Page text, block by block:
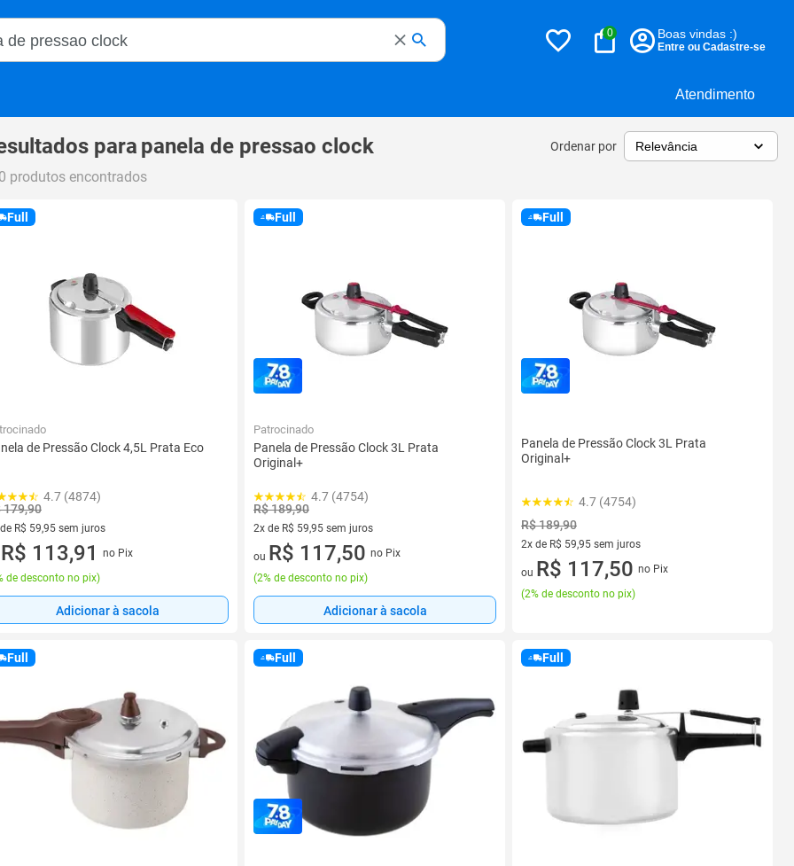
Atendimento
Magalu
0 Boas vindas :)
Entre ou Cadastre-se
para panela de pressao clock Ordenar por
produtos encontrados
Full
de Pressão Clock 4,5L Prata Eco
4.7 (4874)
179,90
R$ 59,95 sem juros
de R$ 59,95 sem juros
R$ 113,91
no Pix
de desconto no pix)
Adicionar à sacola
Full
Patrocinado
Panela de Pressão Clock 3L Prata
Original+
4.7 (4754)
R$ 189,90
2x de R$ 59,95 sem juros
2 vez de R$ 59,95 sem juros
ou R$ 117,50 no Pix
(2% de desconto no pix)
Adicionar à sacola
Full
Panela de Pressão Clock 3L Prata
Original+
4.7 (4754)
R$ 189,90
2x de R$ 59,95 sem juros
2 vez de R$ 59,95 sem juros
ou R$ 117,50 no Pix
(2% de desconto no pix)
Full Full Full